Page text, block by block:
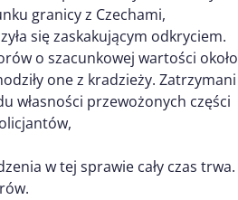
granicy z Czechami,
się zaskakującym odkryciem.
o szacunkowej wartości około
one z kradzieży. Zatrzymani
własności przewożonych części
w tej sprawie cały czas trwa.